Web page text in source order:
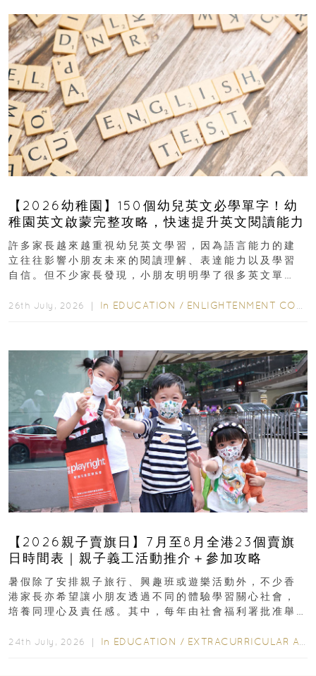
【2026幼稚園】150個幼兒英文必學單字！幼
稚園英文啟蒙完整攻略，快速提升英文閱讀能力
許多家長越來越重視幼兒英文學習，因為語言能力的建
立往往影響小朋友未來的閱讀理解、表達能力以及學習
自信。但不少家長發現，小朋友明明學了很多英文單
26th July, 2026 ｜ In EDUCATION / ENLIGHTENMENT CORNER
【2026親子賣旗日】7月至8月全港23個賣旗
日時間表｜親子義工活動推介＋參加攻略
暑假除了安排親子旅行、興趣班或遊樂活動外，不少香
港家長亦希望讓小朋友透過不同的體驗學習關心社會，
培養同理心及責任感。其中，每年由社會福利署批准舉
24th July, 2026 ｜ In EDUCATION / EXTRACURRICULAR ACTIVITIES